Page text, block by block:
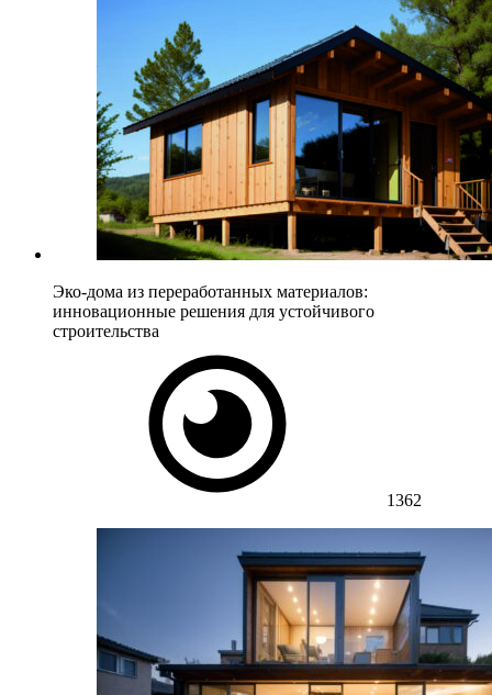
Эко-дома из переработанных материалов:
инновационные решения для устойчивого
строительства
1362